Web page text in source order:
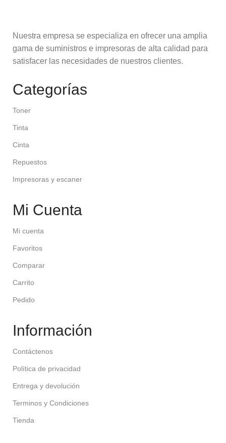
Nuestra empresa se especializa en ofrecer una amplia
gama de suministros e impresoras de alta calidad para
satisfacer las necesidades de nuestros clientes.
Categorías
Toner
Tinta
Cinta
Repuestos
Impresoras y escaner
Mi Cuenta
Mi cuenta
Favoritos
Comparar
Carrito
Pedido
Información
Contáctenos
Política de privacidad
Entrega y devolución
Terminos y Condiciones
Tienda